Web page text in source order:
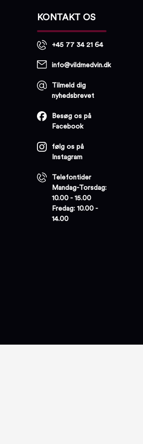
KONTAKT OS
+45 77 34 21 64
info@vildmedvin.dk
Tilmeld dig
nyhedsbrevet
Besøg os på
Facebook
følg os på
Instagram
Telefontider
Mandag-Torsdag:
10.00 - 15.00
Fredag: 10.00 -
14.00